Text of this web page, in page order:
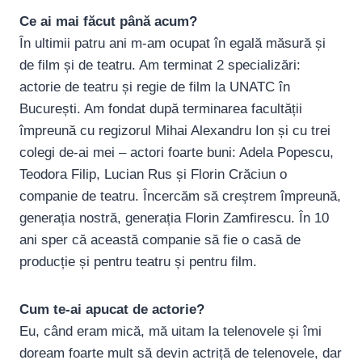
Ce ai mai făcut până acum?
În ultimii patru ani m-am ocupat în egală măsură și
de film și de teatru. Am terminat 2 specializări:
actorie de teatru și regie de film la UNATC în
București. Am fondat după terminarea facultății
împreună cu regizorul Mihai Alexandru Ion și cu trei
colegi de-ai mei – actori foarte buni: Adela Popescu,
Teodora Filip, Lucian Rus și Florin Crăciun o
companie de teatru. Încercăm să creștrem împreună,
generația nostră, generația Florin Zamfirescu. În 10
ani sper că această companie să fie o casă de
producție și pentru teatru și pentru film.
Cum te-ai apucat de actorie?
Eu, când eram mică, mă uitam la telenovele și îmi
doream foarte mult să devin actriță de telenovele, dar